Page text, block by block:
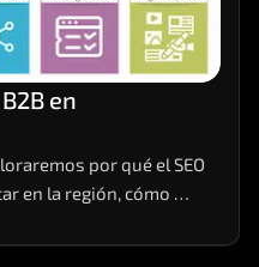
en
por qué el SEO
en la región, cómo
efectiva y cómo medir